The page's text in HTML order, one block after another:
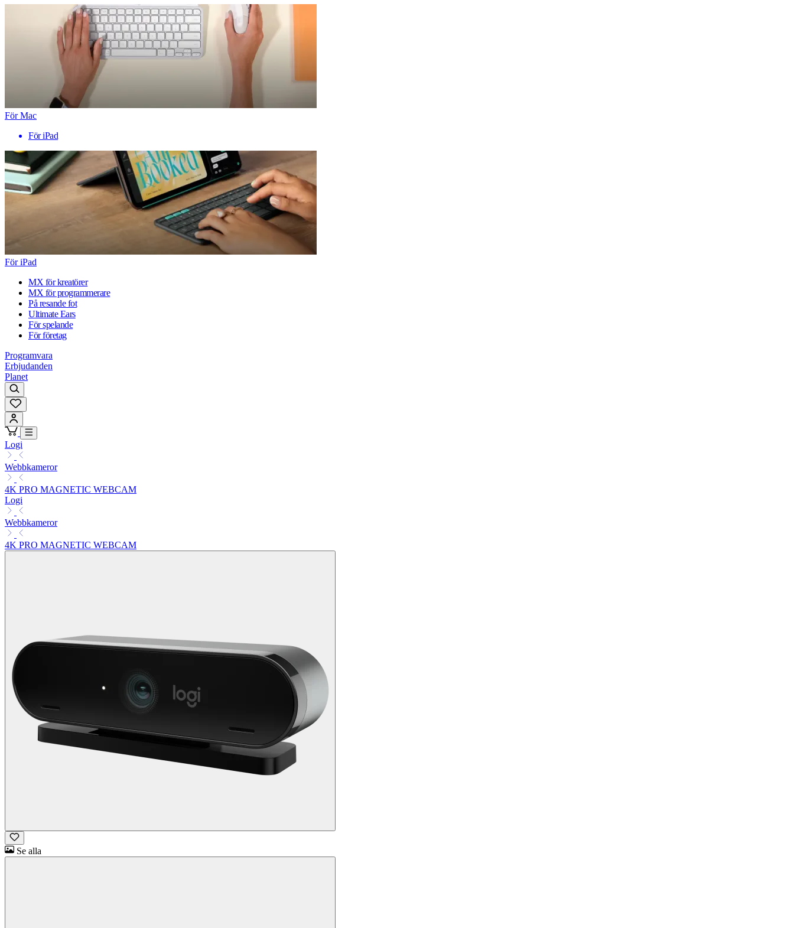
För Mac
För iPad
För iPad
MX för kreatörer
MX för programmerare
På resande fot
Ultimate Ears
För spelande
För företag
Programvara
Erbjudanden
Planet
Logi
Webbkameror
4K PRO MAGNETIC WEBCAM
Logi
Webbkameror
4K PRO MAGNETIC WEBCAM
Se alla